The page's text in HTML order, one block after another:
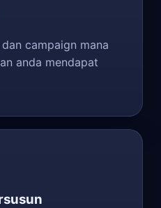
campaign mana
anda mendapat